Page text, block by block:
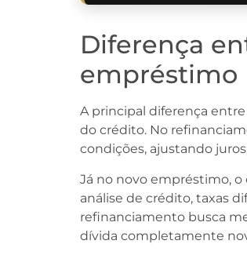
Diferença
empréstimo
A principal diferença
do crédito. No
condições, ajustando
Já no novo empréstimo,
análise de crédito, taxas
refinanciamento busca
dívida completamente